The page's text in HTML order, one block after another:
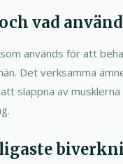
vad
används för att
Det verksamma
slappna av